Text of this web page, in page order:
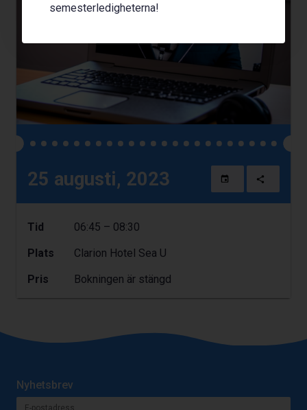
25 augusti, 2023
Tid
06:45 – 08:30
Plats
Clarion Hotel Sea U
Pris
Bokningen är stängd
Nyhetsbrev
semesterledigheterna!